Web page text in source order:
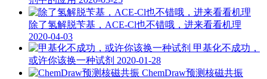
除了氢解脱苄基，ACE-Cl也不错哦，进来看看机理
2020-04-03
甲基化不成功，
或许你该换一种试剂 2020-01-28
ChemDraw预测核磁共振